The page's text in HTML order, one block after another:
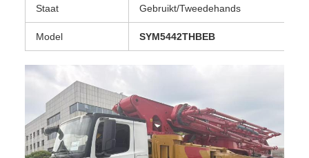
Staat Gebruikt/Tweedehands
Model SYM5442THBEB